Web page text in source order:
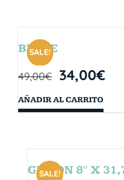
SALE!
BRYCE
49,00€ 34,00€
AÑADIR AL CARRITO
SALE!
GIBSON 8″ X